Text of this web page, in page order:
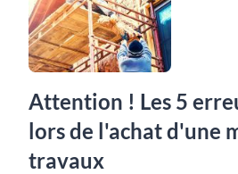
Attention ! Les 5
lors de l'achat d'une
travaux